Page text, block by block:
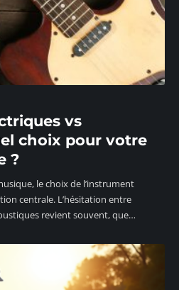
vs
choix pour votre
?
le choix de l’instrument
centrale. L’hésitation entre
revient souvent, que…